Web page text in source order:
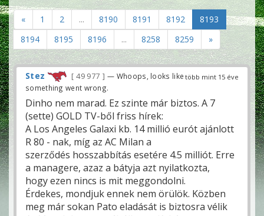
« 1 2 ... 8190 8191 8192
8193
8194
8195 8196 ... 8258 8259 »
több mint 15 éve
Stez 49 977
— Whoops, looks like
something went wrong.
Dinho nem marad. Ez szinte már biztos. A 7
(sette) GOLD TV-ből friss hírek:
A Los Angeles Galaxi kb. 14 millió eurót ajánlott
R 80 - nak, míg az AC Milan a
szerződés hosszabbítás esetére 4.5 milliót. Erre
a managere, azaz a bátyja azt nyilatkozta,
hogy ezen nincs is mit meggondolni.
Érdekes, mondjuk ennek nem örülök. Közben
meg már sokan Pato eladását is biztosra vélik